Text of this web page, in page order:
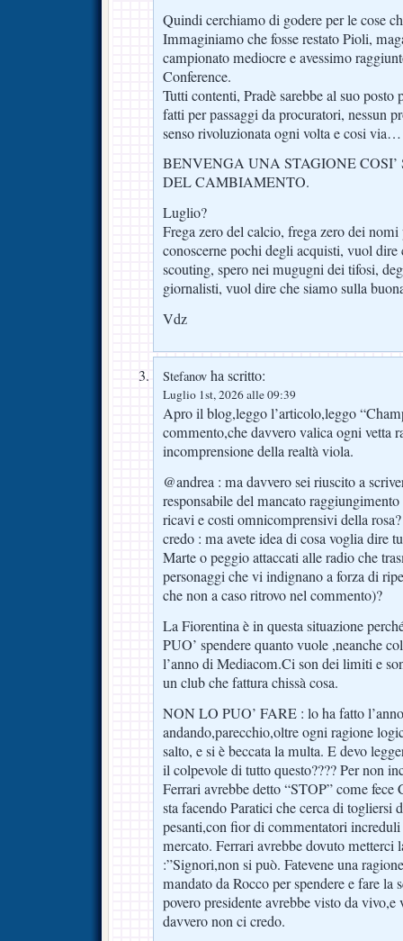
Quindi cerchiamo di godere per le cose
Immaginiamo che fosse restato Pioli,
campionato mediocre e avessimo
Conference.
Tutti contenti, Pradè sarebbe al suo
fatti per passaggi da procuratori, nessun
senso rivoluzionata ogni volta e cosi via…
BENVENGA UNA STAGIONE COSI’
DEL CAMBIAMENTO.
Luglio?
Frega zero del calcio, frega zero dei
conoscerne pochi degli acquisti, vuol dire
scouting, spero nei mugugni dei tifosi,
giornalisti, vuol dire che siamo sulla
Vdz
Stefanov ha scritto:
Luglio 1st, 2026 alle 09:39
Apro il blog,leggo l’articolo,leggo
commento,che davvero valica ogni vetta
incomprensione della realtà viola.
@andrea : ma davvero sei riuscito a
responsabile del mancato
ricavi e costi omnicomprensivi della
credo : ma avete idea di cosa voglia dire
Marte o peggio attaccati alle radio che
personaggi che vi indignano a forza di
che non a caso ritrovo nel commento)?
La Fiorentina è in questa situazione
PUO’ spendere quanto vuole ,neanche
l’anno di Mediacom.Ci son dei limiti e
un club che fattura chissà cosa.
NON LO PUO’ FARE : lo ha fatto
andando,parecchio,oltre ogni ragione
salto, e si è beccata la multa. E devo
il colpevole di tutto questo???? Per non
Ferrari avrebbe detto “STOP” come fece
sta facendo Paratici che cerca di
pesanti,con fior di commentatori
mercato. Ferrari avrebbe dovuto metterci
:”Signori,non si può. Fatevene una
mandato da Rocco per spendere e fare la
povero presidente avrebbe visto da
davvero non ci credo.